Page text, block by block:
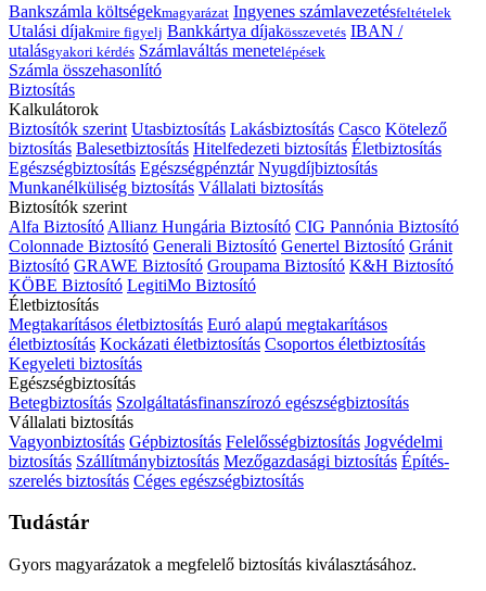
Bankszámla költségekmagyarázat Ingyenes számlavezetésfeltételek
Utalási díjakmire figyelj Bankkártya díjakösszevetés IBAN /
utalásgyakori kérdés Számlaváltás menetelépések
Számla összehasonlító
Biztosítás
Kalkulátorok
Biztosítók szerint Utasbiztosítás Lakásbiztosítás Casco Kötelező
biztosítás Balesetbiztosítás Hitelfedezeti biztosítás Életbiztosítás
Egészségbiztosítás Egészségpénztár Nyugdíjbiztosítás
Munkanélküliség biztosítás Vállalati biztosítás
Biztosítók szerint
Alfa Biztosító Allianz Hungária Biztosító CIG Pannónia Biztosító
Colonnade Biztosító Generali Biztosító Genertel Biztosító Gránit
Biztosító GRAWE Biztosító Groupama Biztosító K&H Biztosító
KÖBE Biztosító LegitiMo Biztosító
Életbiztosítás
Megtakarításos életbiztosítás Euró alapú megtakarításos
életbiztosítás Kockázati életbiztosítás Csoportos életbiztosítás
Kegyeleti biztosítás
Egészségbiztosítás
Betegbiztosítás Szolgáltatásfinanszírozó egészségbiztosítás
Vállalati biztosítás
Vagyonbiztosítás Gépbiztosítás Felelősségbiztosítás Jogvédelmi
biztosítás Szállítmánybiztosítás Mezőgazdasági biztosítás Építés-
szerelés biztosítás Céges egészségbiztosítás
Tudástár
Gyors magyarázatok a megfelelő biztosítás kiválasztásához.